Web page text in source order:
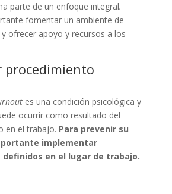
parte de un enfoque integral.
fomentar un ambiente de
ofrecer apoyo y recursos a los
procedimiento
es una condición psicológica y
ocurrir como resultado del
en el trabajo. Para prevenir su
implementar
en el lugar de trabajo.